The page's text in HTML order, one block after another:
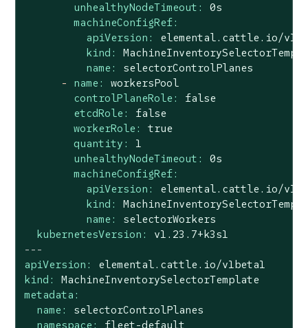
unhealthyNodeTimeout:
0s
machineConfigRef:
apiVersion:
elemental.cattle.io/
kind:
name:
selectorControlPlanes
-
name:
workersPool
controlPlaneRole:
false
etcdRole:
false
workerRole:
true
quantity:
1
unhealthyNodeTimeout:
0s
machineConfigRef:
apiVersion:
elemental.cattle.io/
kind:
name:
selectorWorkers
kubernetesVersion:
v1.23.7+k3s1
---
apiVersion:
elemental.cattle.io/v1beta1
kind:
MachineInventorySelectorTemplate
metadata:
name:
selectorControlPlanes
namespace:
fleet-default